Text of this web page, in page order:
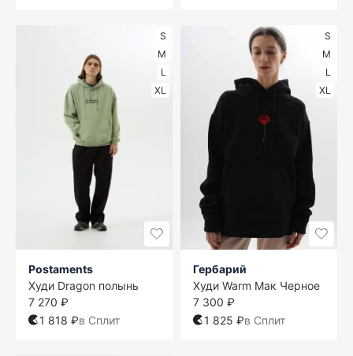
S
M
L
XL
Postaments
Худи Dragon полынь
7 270 ₽
1 818 ₽в Сплит
S
M
L
XL
Гербарий
Худи Warm Мак Черное
7 300 ₽
1 825 ₽в Сплит